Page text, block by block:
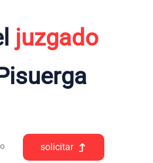
juzgado
solicitar